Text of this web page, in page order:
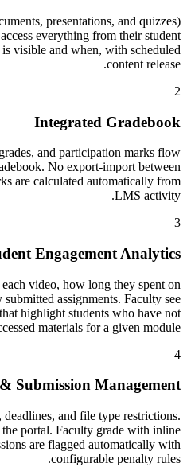
presentations, and quizzes)
everything from their student
visible and when, with scheduled
content release.
2
Integrated Gradebook
and participation marks flow
No export-import between
are calculated automatically from
LMS activity.
3
Engagement Analytics
video, how long they spent on
assignments. Faculty see
highlight students who have not
materials for a given module.
4
Submission Management
and file type restrictions.
portal. Faculty grade with inline
are flagged automatically with
configurable penalty rules.